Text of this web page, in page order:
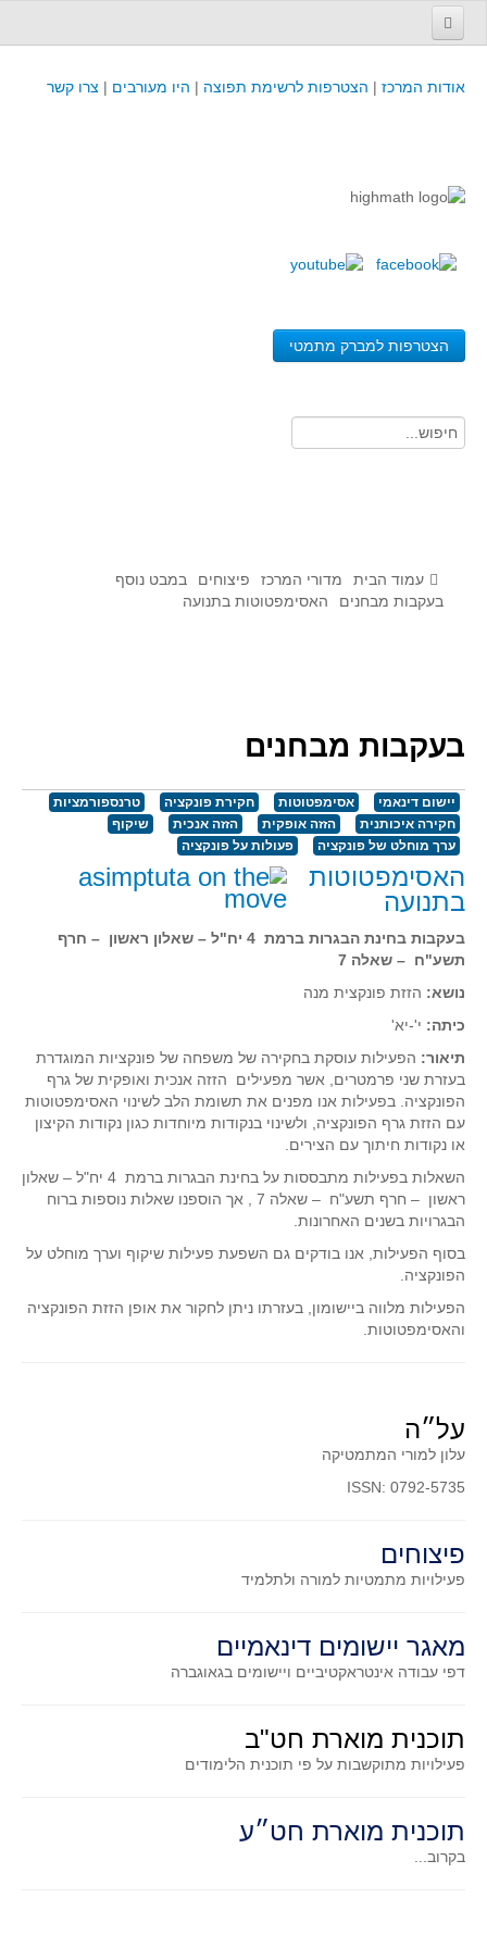
אודות המרכז | הצטרפות לרשימת תפוצה | היו מעורבים | צרו קשר
הצטרפות למברק מתמטי
קורסים והשתלמויות של מרכז המורים - כולל תוצרים
קורסים, כנסים והשתלמויות בארץ - מידע לשנה זו
משאבי הוראה ולמידה
לומדים בחט"ע
בית ספר יסודי
תוצרים מימי עיון וסדנאות - "קשר חם"
מדורי המרכז
פיצוחים
אלגברה
אלגברה
פונקציות
חדו"א
בעיות מילוליות
עולם המספרים
סטטיסטיקה והסתברות
הסתברות
פונקציות וחדו"א
חוקיות והפונקציה
פונקצית הישר
פונקציה ריבועית
פונקצית הערך המוחלט
פונקצית השורש
בעיות קיצון
נגזרות ואינטגרלים
קעירות ונקודות פיתול
בעקבות מבחנים
המלצות השבוע
גאומטריה
מצולעים
משולשים
דמיון
עמוד הבית מדורי המרכז פיצוחים
במבט נוסף
בעקבות מבחנים
האסימפטוטות בתנועה
בעקבות מבחנים
יישום דינאמי אסימפטוטות חקירת פונקציה
טרנספורמציות
חקירה איכותנית
הזזה אופקית הזזה אנכית
שיקוף
ערך מוחלט של פונקציה
פעולות על פונקציה
האסימפטוטות
בתנועה
בעקבות בחינת הבגרות ברמת 4 יח"ל – שאלון ראשון – חרף
תשע"ח – שאלה 7
נושא: הזזת פונקצית מנה
כיתה: י'-יא'
תיאור: הפעילות עוסקת בחקירה של משפחה של פונקציות המוגדרת
בעזרת שני פרמטרים, אשר מפעילים הזזה אנכית ואופקית של גרף
הפונקציה. בפעילות אנו מפנים את תשומת הלב לשינוי האסימפטוטות
עם הזזת גרף הפונקציה, ולשינוי בנקודות מיוחדות כגון נקודות הקיצון
או נקודות חיתוך עם הצירים.
השאלות בפעילות מתבססות על בחינת הבגרות ברמת 4 יח"ל – שאלון
ראשון – חרף תשע"ח – שאלה 7 , אך הוספנו שאלות נוספות ברוח
הבגרויות בשנים האחרונות.
בסוף הפעילות, אנו בודקים גם השפעת פעילות שיקוף וערך מוחלט על
הפונקציה.
הפעילות מלווה ביישומון, בעזרתו ניתן לחקור את אופן הזזת הפונקציה
והאסימפטוטות.
על״ה
עלון למורי המתמטיקה
ISSN: 0792-5735
פיצוחים
פעילויות מתמטיות למורה ולתלמיד
מאגר יישומים דינאמיים
דפי עבודה אינטראקטיביים ויישומים בגאוגברה
תוכנית מוארת חט"ב
פעילויות מתוקשבות על פי תוכנית הלימודים
תוכנית מוארת חט״ע
בקרוב...